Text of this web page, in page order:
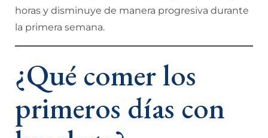
horas y disminuye de manera progresiva durante
la primera semana.
¿Qué comer los
primeros días con